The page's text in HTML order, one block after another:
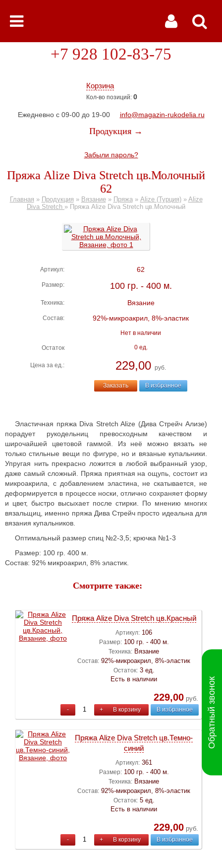
Корзина
Кол-во позиций: 0
+7 928 102-83-75
Ежедневно с 09-00 до 19-00 info@magazin-rukodelia.ru
Продукция →
Забыли пароль?
Пряжа Alize Diva Stretch цв.Молочный
62
Главная » Продукция » Вязание» Пряжа» Alize (Турция)» Alize
Diva Stretch » Пряжа Alize Diva Stretch цв.Молочный
Артикул: 62
Размер: 100 гр. - 400 м.
Техника: Вязание
Состав: 92%-микроакрил, 8%-эластик
Нет в наличии
Остаток 0 ед.
Цена за ед.: 229,00 руб.
Заказать В избранное
Эластичная пряжа Diva Stretch Alize (Дива Стрейч Ализе)
порадует рукодельниц превосходным качеством и
широчайшей цветовой гаммой. Из неё можно вязать не
только стильные вещи по фигуре, но и вязаные купальники.
Упругая нить прекрасно ложится в любой выбранный узор,
даже самый сложный. Пряжа приятная на ощупь, состоит из
микроакрила, с добавлением эластина, не скатывается, не
деформируется в процессе носки, отлично сохраняет форму
и цвет, быстро высыхает после стирки. По мнению многих
вязальщиц, именно пряжа Дива Стрейч просто идеальна для
вязания купальников.
Оптимальный размер спиц №2-3,5; крючка №1-3
Размер: 100 гр. 400 м.
Состав: 92% микроакрил, 8% эластик.
Смотрите также:
Пряжа Alize Diva Stretch цв.Красный
Артикул: 106
Размер: 100 гр. - 400 м.
Техника: Вязание
Состав: 92%-микроакрил, 8%-эластик
Остаток: 3 ед.
Есть в наличии
229,00руб.
- + В корзину В избранное
Пряжа Alize Diva Stretch цв.Темно-
синий
Артикул: 361
Размер: 100 гр. - 400 м.
Техника: Вязание
Состав: 92%-микроакрил, 8%-эластик
Остаток: 5 ед.
Есть в наличии
229,00руб.
- + В корзину В избранное
Обратный звонок